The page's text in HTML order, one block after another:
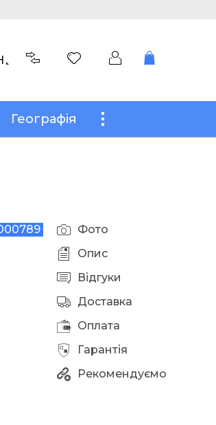
Географія
Фото
Опис
Відгуки
Доставка
Оплата
Гарантія
Рекомендуємо